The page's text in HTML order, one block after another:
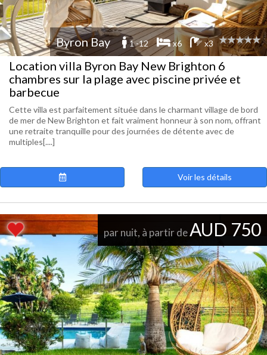
Byron Bay 1 -12 x6 x3
Location villa Byron Bay New Brighton 6
chambres sur la plage avec piscine privée et
barbecue
Cette villa est parfaitement située dans le charmant village de bord
de mer de New Brighton et fait vraiment honneur à son nom, offrant
une retraite tranquille pour des journées de détente avec de
multiples[....]
Voir les détails
par nuit, à partir deAUD 750